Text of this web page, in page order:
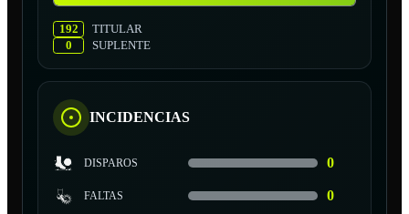
192
TITULAR
0
SUPLENTE
INCIDENCIAS
DISPAROS 0
FALTAS 0